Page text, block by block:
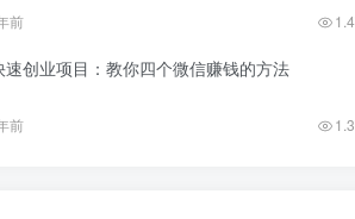
前
速创业项目：教你四个微信赚钱的方法
前